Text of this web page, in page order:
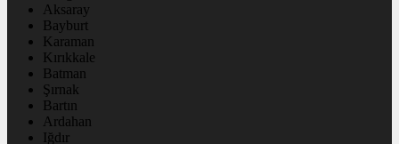
Aksaray
Bayburt
Karaman
Kırıkkale
Batman
Şırnak
Bartın
Ardahan
Iğdır